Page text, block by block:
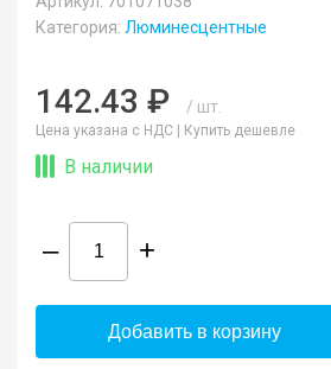
Категория: Люминесцентные
142.43 ₽ / шт.
Цена указана с НДС | Купить дешевле
В наличии
– +
Добавить в корзину